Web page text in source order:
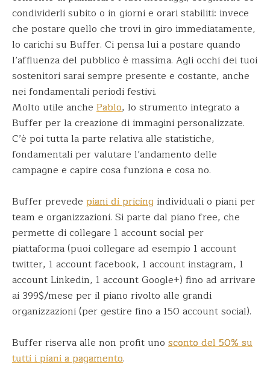
condividerli subito o in giorni e orari stabiliti: invece
che postare quello che trovi in giro immediatamente,
lo carichi su Buffer. Ci pensa lui a postare quando
l’affluenza del pubblico è massima. Agli occhi dei tuoi
sostenitori sarai sempre presente e costante, anche
nei fondamentali periodi festivi.
Molto utile anche Pablo, lo strumento integrato a
Buffer per la creazione di immagini personalizzate.
C’è poi tutta la parte relativa alle statistiche,
fondamentali per valutare l’andamento delle
campagne e capire cosa funziona e cosa no.
Buffer prevede piani di pricing individuali o piani per
team e organizzazioni. Si parte dal piano free, che
permette di collegare 1 account social per
piattaforma (puoi collegare ad esempio 1 account
twitter, 1 account facebook, 1 account instagram, 1
account Linkedin, 1 account Google+) fino ad arrivare
ai 399$/mese per il piano rivolto alle grandi
organizzazioni (per gestire fino a 150 account social).
Buffer riserva alle non profit uno sconto del 50% su
tutti i piani a pagamento.